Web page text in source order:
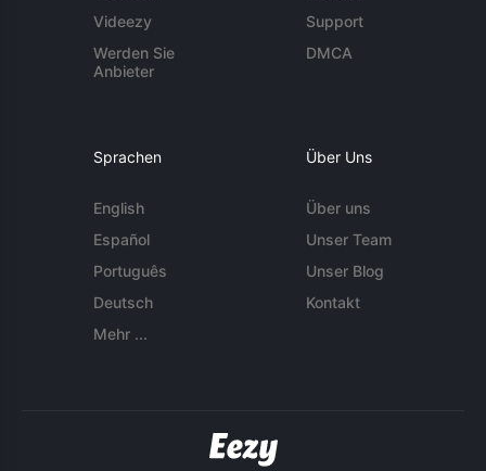
Videezy
Werden Sie
Anbieter
Support
DMCA
Sprachen
English
Español
Português
Deutsch
Mehr ...
Über Uns
Über uns
Unser Team
Unser Blog
Kontakt